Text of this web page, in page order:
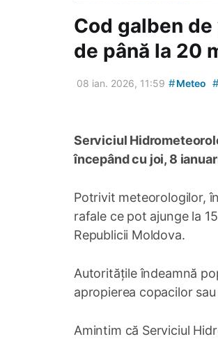
Cod galben
de până la 20
08 ian. 2026, 11:59 #Meteo #
Serviciul
începând cu joi, 8
Potrivit meteorologilor,
rafale ce pot ajunge la
Republicii Moldova.
Autoritățile îndeamnă
apropierea copacilor
Amintim că Serviciul